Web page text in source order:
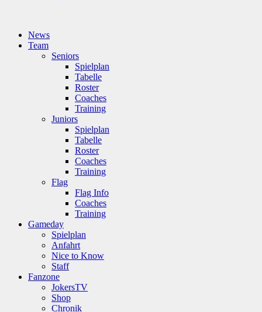
News
Team
Seniors
Spielplan
Tabelle
Roster
Coaches
Training
Juniors
Spielplan
Tabelle
Roster
Coaches
Training
Flag
Flag Info
Coaches
Training
Gameday
Spielplan
Anfahrt
Nice to Know
Staff
Fanzone
JokersTV
Shop
Chronik